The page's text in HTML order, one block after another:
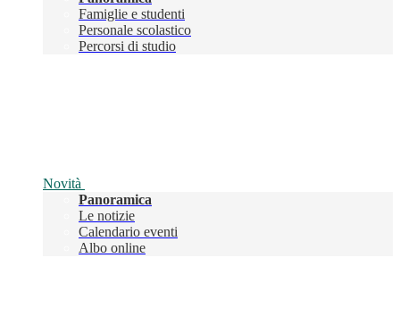
Famiglie e studenti
Personale scolastico
Percorsi di studio
Novità
Panoramica
Le notizie
Calendario eventi
Albo online